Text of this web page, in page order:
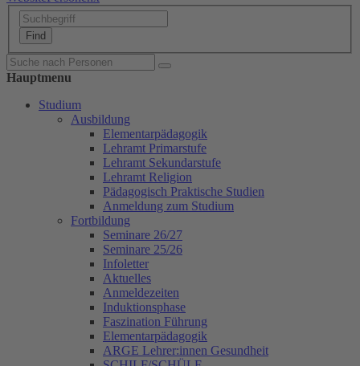
Hauptmenu
Studium
Ausbildung
Elementarpädagogik
Lehramt Primarstufe
Lehramt Sekundarstufe
Lehramt Religion
Pädagogisch Praktische Studien
Anmeldung zum Studium
Fortbildung
Seminare 26/27
Seminare 25/26
Infoletter
Aktuelles
Anmeldezeiten
Induktionsphase
Faszination Führung
Elementarpädagogik
ARGE Lehrer:innen Gesundheit